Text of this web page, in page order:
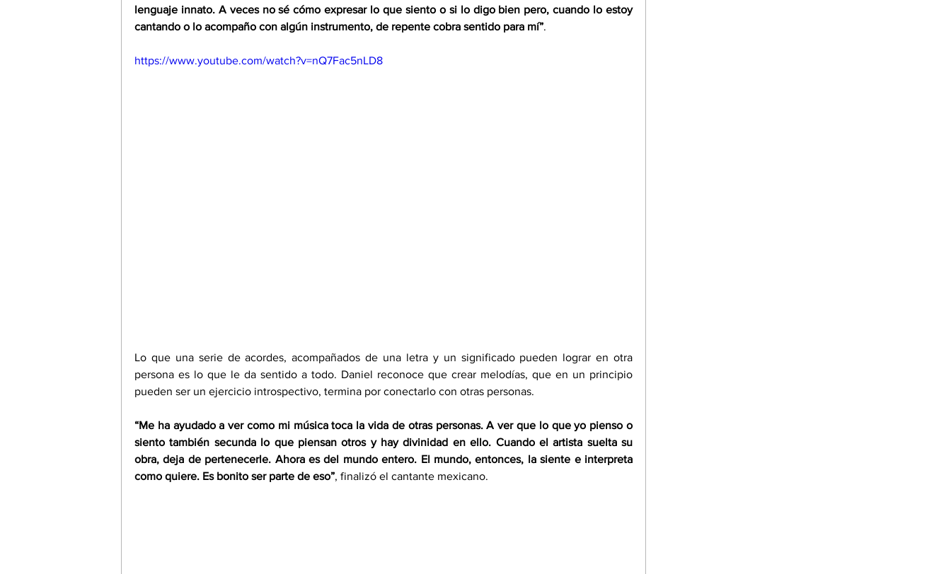
lenguaje innato. A veces no sé cómo expresar lo que siento o si lo digo bien pero, cuando lo estoy
cantando o lo acompaño con algún instrumento, de repente cobra sentido para mí”.
https://www.youtube.com/watch?v=nQ7Fac5nLD8
Lo que una serie de acordes, acompañados de una letra y un significado pueden lograr en otra
persona es lo que le da sentido a todo. Daniel reconoce que crear melodías, que en un principio
pueden ser un ejercicio introspectivo, termina por conectarlo con otras personas.
“Me ha ayudado a ver como mi música toca la vida de otras personas. A ver que lo que yo pienso o
siento también secunda lo que piensan otros y hay divinidad en ello. Cuando el artista suelta su
obra, deja de pertenecerle. Ahora es del mundo entero. El mundo, entonces, la siente e interpreta
como quiere. Es bonito ser parte de eso”, finalizó el cantante mexicano.